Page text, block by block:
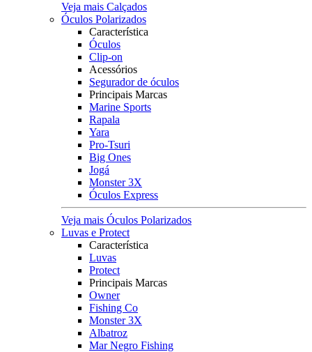
Veja mais Calçados
Óculos Polarizados
Característica
Óculos
Clip-on
Acessórios
Segurador de óculos
Principais Marcas
Marine Sports
Rapala
Yara
Pro-Tsuri
Big Ones
Jogá
Monster 3X
Óculos Express
Veja mais Óculos Polarizados
Luvas e Protect
Característica
Luvas
Protect
Principais Marcas
Owner
Fishing Co
Monster 3X
Albatroz
Mar Negro Fishing